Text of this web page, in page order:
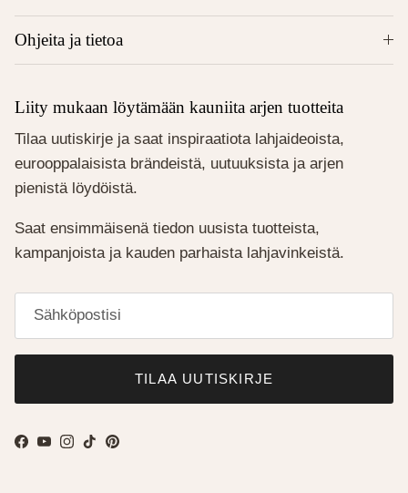
Ohjeita ja tietoa
Liity mukaan löytämään kauniita arjen tuotteita
Tilaa uutiskirje ja saat inspiraatiota lahjaideoista,
eurooppalaisista brändeistä, uutuuksista ja arjen
pienistä löydöistä.
Saat ensimmäisenä tiedon uusista tuotteista,
kampanjoista ja kauden parhaista lahjavinkeistä.
TILAA UUTISKIRJE
Facebook
YouTube
Instagram
TikTokPinterest